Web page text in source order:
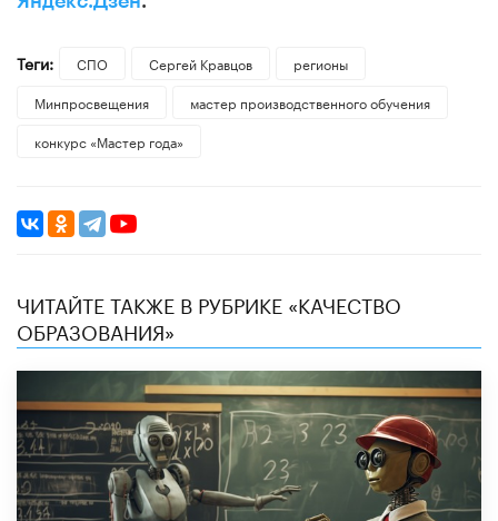
Теги: СПО Сергей Кравцов
регионы
Минпросвещения
мастер производственного обучения
конкурс «Мастер года»
ЧИТАЙТЕ ТАКЖЕ В РУБРИКЕ «КАЧЕСТВО
ОБРАЗОВАНИЯ»